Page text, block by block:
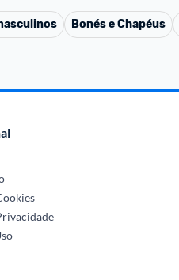
Bonés e Chapéus